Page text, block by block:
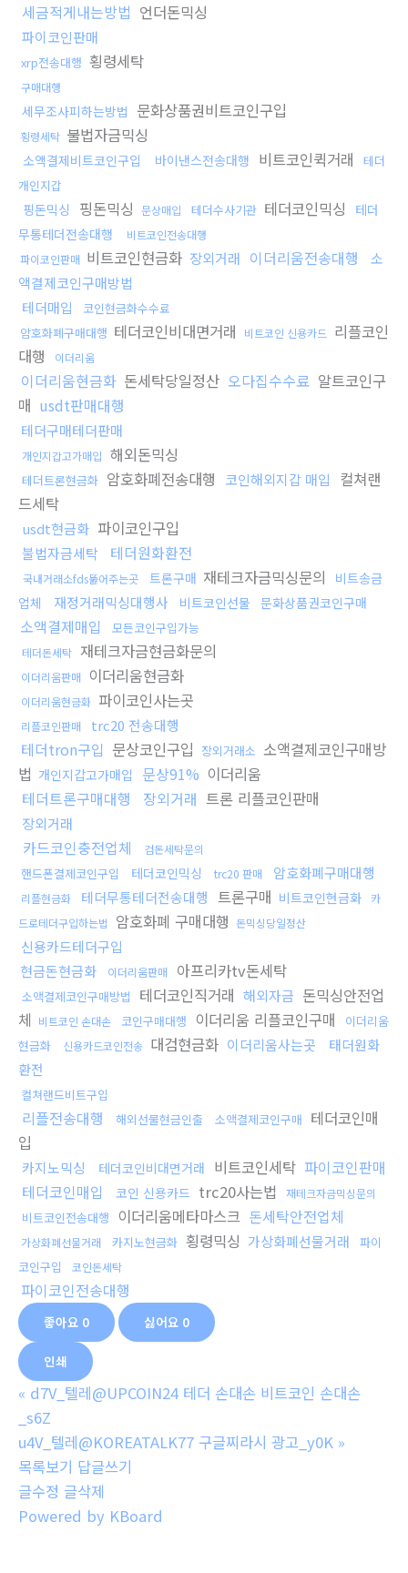
세금적게내는방법 언더돈믹싱
파이코인판매
xrp전송대행 횡령세탁
구매대행
세무조사피하는방법 문화상품권비트코인구입
횡령세탁 불법자금믹싱
소액결제비트코인구입 바이낸스전송대행 비트코인퀵거래
테더
개인지갑
핑돈믹싱 핑돈믹싱 문상매입 테더수사기관 테더코인믹싱
테더
무통테더전송대행
비트코인전송대행
파이코인판매 비트코인현금화 장외거래 이더리움전송대행
소
액결제코인구매방법
테더매입
코인현금화수수료
암호화폐구매대행 테더코인비대면거래 비트코인 신용카드 리플코인
대행
이더리움
이더리움현금화 돈세탁당일정산 오다집수수료 알트코인구
매 usdt판매대행
테더구매테더판매
개인지갑고가매입 해외돈믹싱
테더트론현금화 암호화폐전송대행 코인해외지갑 매입
컬쳐랜
드세탁
usdt현금화 파이코인구입
불법자금세탁 테더원화환전
국내거래소fds뚫어주는곳 트론구매 재테크자금믹싱문의
비트송금
업체
재정거래믹싱대행사 비트코인선물 문화상품권코인구매
소액결제매입 모든코인구입가능
테더돈세탁 재테크자금현금화문의
이더리움판매 이더리움현금화
이더리움현금화 파이코인사는곳
리플코인판매 trc20 전송대행
테더tron구입 문상코인구입 장외거래소 소액결제코인구매방
법 개인지갑고가매입 문상91% 이더리움
테더트론구매대행
장외거래 트론 리플코인판매
장외거래
카드코인충전업체 검돈세탁문의
핸드폰결제코인구입 테더코인믹싱 trc20 판매 암호화폐구매대행
리플현금화 테더무통테더전송대행 트론구매 비트코인현금화
카
드로테더구입하는법
암호화폐 구매대행 돈믹싱당일정산
신용카드테더구입
현금돈현금화
이더리움판매 아프리카tv돈세탁
소액결제코인구매방법 테더코인직거래 해외자금 돈믹싱안전업
체 비트코인 손대손 코인구매대행 이더리움 리플코인구매
이더리움
현금화
신용카드코인전송 대검현금화 이더리움사는곳
태더원화
환전
컬쳐랜드비트구입
리플전송대행 해외선물현금인출 소액결제코인구매 테더코인매
입
카지노믹싱 테더코인비대면거래 비트코인세탁 파이코인판매
테더코인매입
코인 신용카드 trc20사는법 재테크자금믹싱문의
비트코인전송대행 이더리움메타마스크 돈세탁안전업체
가상화폐선물거래 카지노현금화 횡령믹싱 가상화폐선물거래
파이
코인구입
코인돈세탁
파이코인전송대행
좋아요 0 싫어요 0
인쇄
« d7V_텔레@UPCOIN24 테더 손대손 비트코인 손대손
_s6Z
u4V_텔레@KOREATALK77 구글찌라시 광고_y0K »
목록보기 답글쓰기
글수정 글삭제
Powered by KBoard